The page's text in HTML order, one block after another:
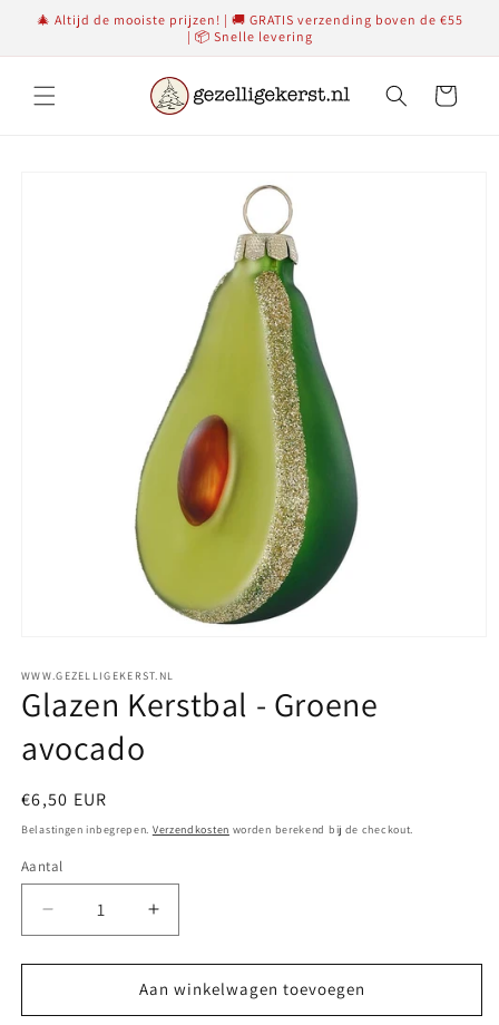
naar de
🎄 Altijd de mooiste prijzen! | 🚚 GRATIS verzending boven de €55
| 📦 Snelle levering
Winkelwagen
WWW.GEZELLIGEKERST.NL
Glazen Kerstbal - Groene
avocado
Normale
prijs
€6,50 EUR
Belastingen inbegrepen. Verzendkosten worden berekend bij de checkout.
Aantal
Aantal
Aantal
verlagen
voor
Kerstbal
Aantal
verhogen
voor
Glazen
Kerstbal
Aan winkelwagen toevoegen